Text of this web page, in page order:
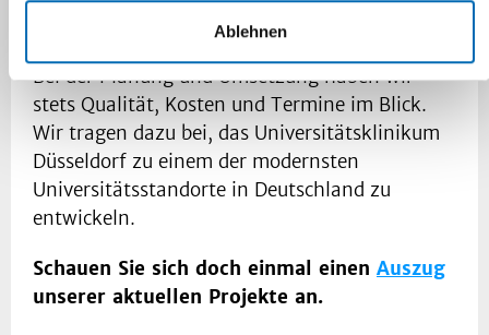
Ablehnen
Bei der Planung und Umsetzung haben wir
stets Qualität, Kosten und Termine im Blick.
Wir tragen dazu bei, das Universitätsklinikum
Düsseldorf zu einem der modernsten
Universitätsstandorte in Deutschland zu
entwickeln.
Schauen Sie sich doch einmal einen Auszug
unserer aktuellen Projekte an.